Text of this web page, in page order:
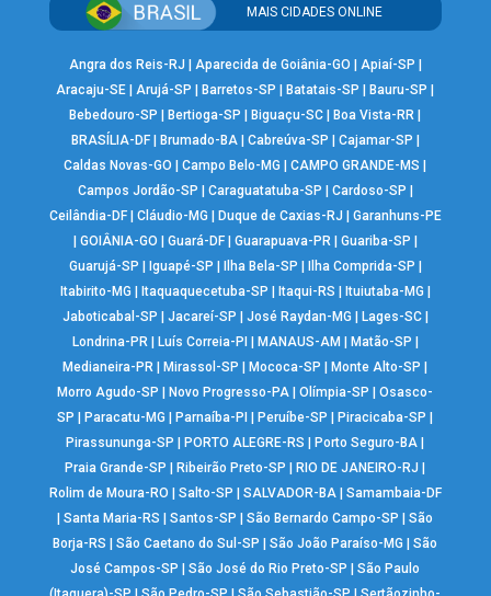
MAIS CIDADES ONLINE
Angra dos Reis-RJ Aparecida de Goiânia-GO Apiaí-SP
Aracaju-SE |Arujá-SP Barretos-SP Batatais-SP Bauru-SP
Bebedouro-SP
Bertioga-SP Biguaçu-SC Boa Vista-RR
BRASÍLIA-DF| Brumado-BA| Cabreúva-SP Cajamar-SP
Caldas Novas-GO
|Campo Belo-MG |CAMPO GRANDE-MS
Campos Jordão-SP
Caraguatatuba-SP Cardoso-SP
Ceilândia-DF| Cláudio-MG Duque de Caxias-RJ
Garanhuns-PE
GOIÂNIA-GO Guará-DF| Guarapuava-PR| Guariba-SP
Guarujá-SP
Iguapé-SP Ilha Bela-SP Ilha Comprida-SP
Itabirito-MG
Itaquaquecetuba-SP Itaqui-RS Ituiutaba-MG
Jaboticabal-SP
Jacareí-SP José Raydan-MG Lages-SC|
Londrina-PR| Luís Correia-PI MANAUS-AM Matão-SP
Medianeira-PR
Mirassol-SP Mococa-SP Monte Alto-SP
Morro Agudo-SP
Novo Progresso-PA |Olímpia-SP |Osasco-
SP
Paracatu-MG Parnaíba-PI Peruíbe-SP Piracicaba-SP
Pirassununga-SP
PORTO ALEGRE-RS Porto Seguro-BA
Praia Grande-SP
Ribeirão Preto-SP RIO DE JANEIRO-RJ
Rolim de Moura-RO
Salto-SP SALVADOR-BA| Samambaia-DF
|Santa Maria-RS |Santos-SP |São Bernardo Campo-SP |São
Borja-RS
|São Caetano do Sul-SP |São João Paraíso-MG |São
José Campos-SP
|São José do Rio Preto-SP |São Paulo